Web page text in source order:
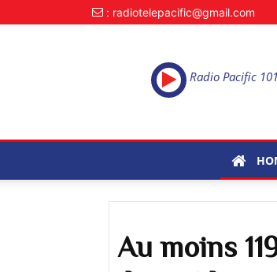
: radiotelepacific@gmail.com
Radio Pacific
Au moins